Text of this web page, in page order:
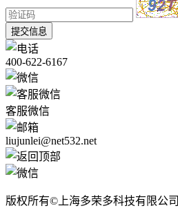
提交信息
400-622-6167
客服微信
liujunlei@net532.net
版权所有©上海多荣多科技有限公司